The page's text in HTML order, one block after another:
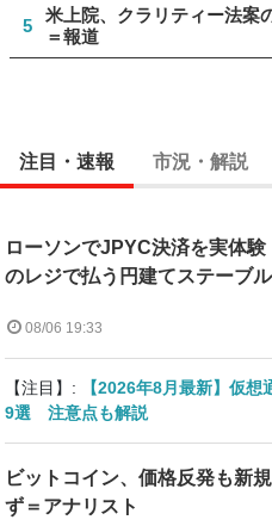
5
米上院、クラリティー法案
＝報道
注目・速報 市況・解説
ローソンでJPYC決済を実体
のレジで払う円建てステーブ
08/06 19:33
【注目】:
【2026年8月最新】仮
9選 注意点も解説
ビットコイン、価格反発も新
ず＝アナリスト